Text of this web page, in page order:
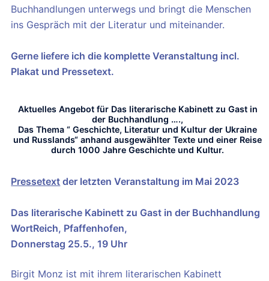
Buchhandlungen unterwegs und bringt die Menschen
ins Gespräch mit der Literatur und miteinander.
Gerne liefere ich die komplette Veranstaltung incl.
Plakat und Pressetext.
Aktuelles Angebot für Das literarische Kabinett zu Gast in
der Buchhandlung ….,
Das Thema “ Geschichte, Literatur und Kultur der Ukraine
und Russlands“ anhand ausgewählter Texte und einer Reise
durch 1000 Jahre Geschichte und Kultur.
Pressetext der letzten Veranstaltung im Mai 2023
Das literarische Kabinett zu Gast in der Buchhandlung
WortReich, Pfaffenhofen,
Donnerstag 25.5., 19 Uhr
Birgit Monz ist mit ihrem literarischen Kabinett